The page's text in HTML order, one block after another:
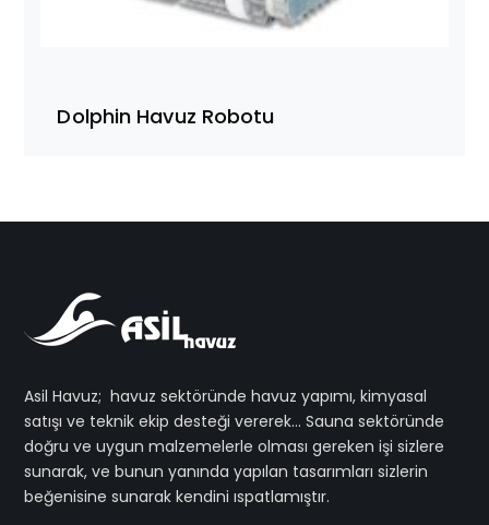
Dolphin Havuz Robotu
Asil Havuz; havuz sektöründe havuz yapımı, kimyasal
satışı ve teknik ekip desteği vererek… Sauna sektöründe
doğru ve uygun malzemelerle olması gereken işi sizlere
sunarak, ve bunun yanında yapılan tasarımları sizlerin
beğenisine sunarak kendini ıspatlamıştır.